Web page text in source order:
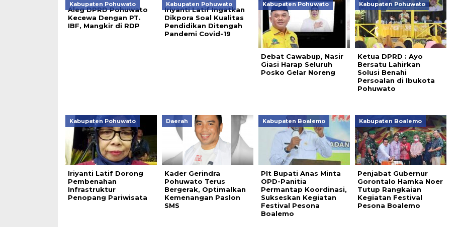
Kabupaten Pohuwato
Aleg DPRD Pohuwato
Kecewa Dengan PT.
IBF, Mangkir di RDP
Kabupaten Pohuwato
Iriyanti Latif Ingatkan
Dikpora Soal Kualitas
Pendidikan Ditengah
Pandemi Covid-19
Kabupaten Pohuwato
Debat Cawabup, Nasir
Giasi Harap Seluruh
Posko Gelar Noreng
Kabupaten Pohuwato
Ketua DPRD : Ayo
Bersatu Lahirkan
Solusi Benahi
Persoalan di Ibukota
Pohuwato
Kabupaten Pohuwato
Iriyanti Latif Dorong
Pembenahan
Infrastruktur
Penopang Pariwisata
Daerah
Kader Gerindra
Pohuwato Terus
Bergerak, Optimalkan
Kemenangan Paslon
SMS
Kabupaten Boalemo
Plt Bupati Anas Minta
OPD-Panitia
Permantap Koordinasi,
Sukseskan Kegiatan
Festival Pesona
Boalemo
Kabupaten Boalemo
Penjabat Gubernur
Gorontalo Hamka Noer
Tutup Rangkaian
Kegiatan Festival
Pesona Boalemo